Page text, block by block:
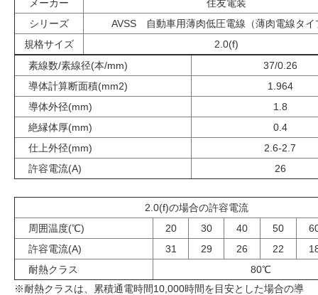
メーカー
住友電装
シリーズ
AVSS 自動車用薄肉低圧電線（薄肉電線タイ
規格サイズ
2.0(f)
素線数/素線径(本/mm)
37/0.26
導体計算断面積(mm2)
1.964
導体外径(mm)
1.8
絶縁体厚(mm)
0.4
仕上外径(mm)
2.6-2.7
許容電流(A)
26
2.0(f)の場合の許容電流
周囲温度(℃)
20 30 40 50
許容電流(A)
31 29 26 22
耐熱クラス
80℃
※耐熱クラスは、累積通電時間10,000時間を目安とした場合の導